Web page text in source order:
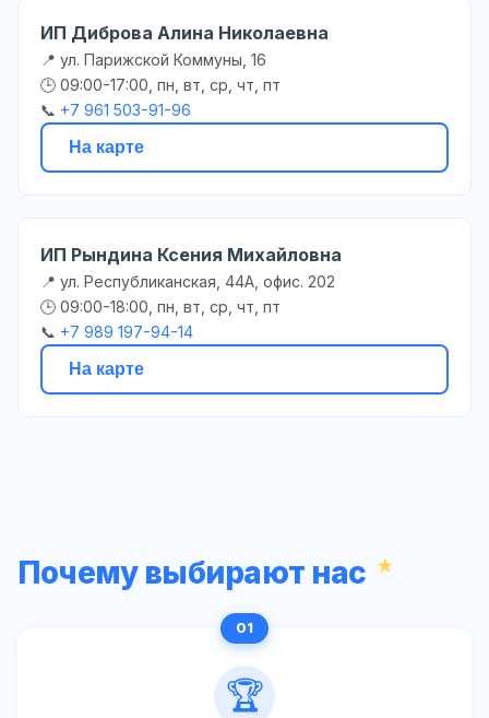
ИП Диброва Алина Николаевна
📍 ул. Парижской Коммуны, 16
🕒 09:00-17:00, пн, вт, ср, чт, пт
📞 +7 961 503-91-96
На карте
ИП Рындина Ксения Михайловна
📍 ул. Республиканская, 44А, офис. 202
🕒 09:00-18:00, пн, вт, ср, чт, пт
📞 +7 989 197-94-14
На карте
Почему выбирают нас
🏆